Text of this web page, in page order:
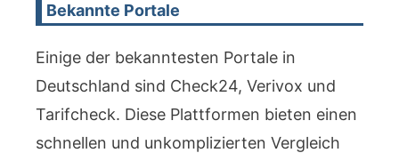
Bekannte Portale
Einige der bekanntesten Portale in
Deutschland sind Check24, Verivox und
Tarifcheck. Diese Plattformen bieten einen
schnellen und unkomplizierten Vergleich